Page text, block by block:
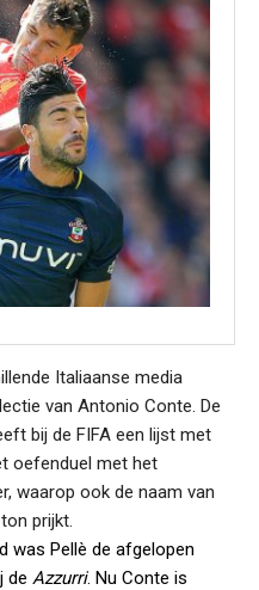
Italiaanse media
van Antonio Conte. De
bij de FIFA een lijst met
oefenduel met het
waarop ook de naam van
prijkt.
was Pellè de afgelopen
de Azzurri. Nu Conte is